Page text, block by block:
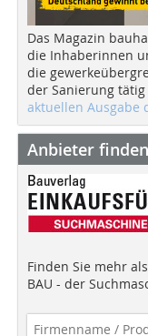
Das Magazin
die Inhaberinnen
die
der Sanierung
aktuellen Ausgabe
Anbieter finden
Finden Sie mehr
BAU - der